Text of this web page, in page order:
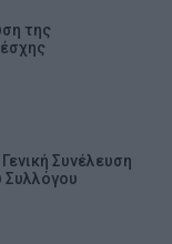
της
Συνέλευση
Συλλόγου